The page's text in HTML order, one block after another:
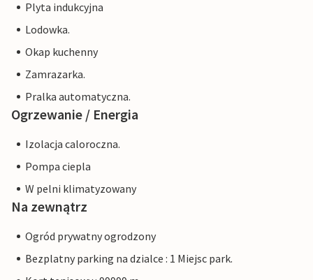
Plyta indukcyjna
Lodowka.
Okap kuchenny
Zamrazarka.
Pralka automatyczna.
Ogrzewanie / Energia
Izolacja caloroczna.
Pompa ciepla
W pelni klimatyzowany
Na zewnątrz
Ogród prywatny ogrodzony
Bezplatny parking na dzialce : 1 Miejsc park.